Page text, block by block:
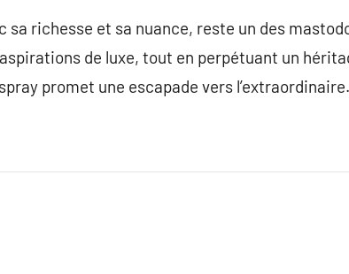
richesse et sa nuance, reste un des
de luxe, tout en perpétuant un
promet une escapade vers l’extraordinaire.